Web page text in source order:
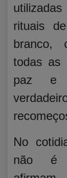
rituais
branco,
todas as
paz e
No
não é